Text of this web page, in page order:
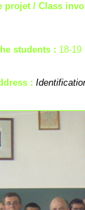
projet / Class
students : 18-19
: